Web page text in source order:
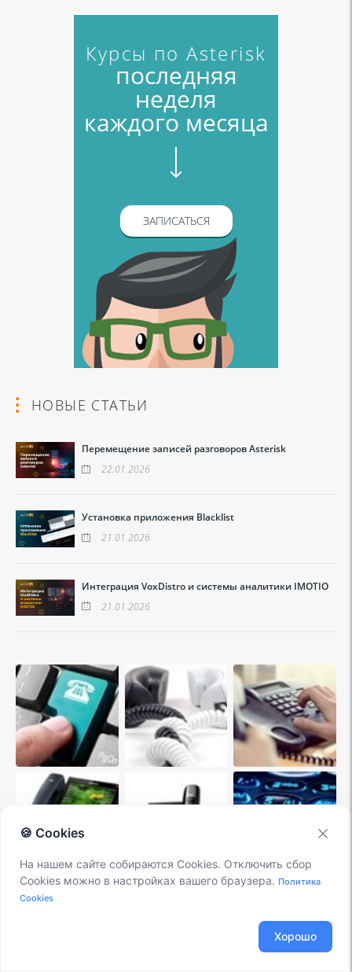
Курсы по Asterisk
последняя
неделя
каждого месяца
ЗАПИСАТЬСЯ
НОВЫЕ СТАТЬИ
Перемещение записей разговоров Asterisk
22.01.2026
Установка приложения Blacklist
21.01.2026
Интеграция VoxDistro и системы аналитики IMOTIO
21.01.2026
10 ДОВОДОВ В ПОЛЬЗУ ASTERISK
🍪 Cookies
На нашем сайте собираются Cookies. Отключить сбор
Cookies можно в настройках вашего браузера. Политика
Cookies
Хорошо